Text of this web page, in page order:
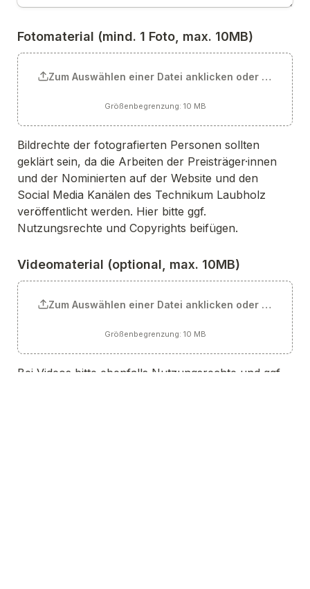
Fotomaterial (mind. 1 Foto, max. 10MB)
Zum Auswählen einer Datei anklicken oder Datei
Größenbegrenzung: 10 MB
Bildrechte der fotografierten Personen sollten
geklärt sein, da die Arbeiten der Preisträger·innen
und der Nominierten auf der Website und den
Social Media Kanälen des Technikum Laubholz
veröffentlicht werden. Hier bitte ggf.
Nutzungsrechte und Copyrights beifügen.
Videomaterial (optional, max. 10MB)
Zum Auswählen einer Datei anklicken oder Datei
Größenbegrenzung: 10 MB
Bei Videos bitte ebenfalls Nutzungsrechte und ggf.